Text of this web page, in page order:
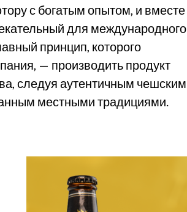
с богатым опытом, и вместе
для международного
принцип, которого
— производить продукт
следуя аутентичным чешским
местными традициями.